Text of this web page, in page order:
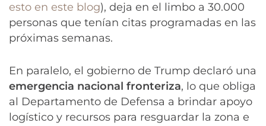
esto en este blog), deja en el limbo a 30.000
personas que tenían citas programadas en las
próximas semanas.
En paralelo, el gobierno de Trump declaró una
emergencia nacional fronteriza, lo que obliga
al Departamento de Defensa a brindar apoyo
logístico y recursos para resguardar la zona e